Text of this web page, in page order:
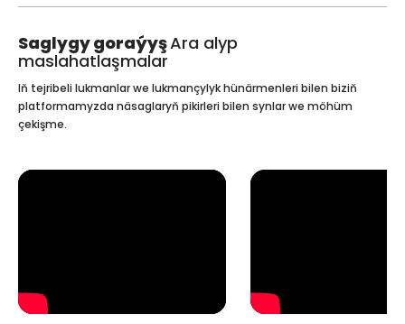
Saglygy goraýyşAra alyp
maslahatlaşmalar
Iň tejribeli lukmanlar we lukmançylyk hünärmenleri bilen biziň
platformamyzda näsaglaryň pikirleri bilen synlar we möhüm
çekişme.